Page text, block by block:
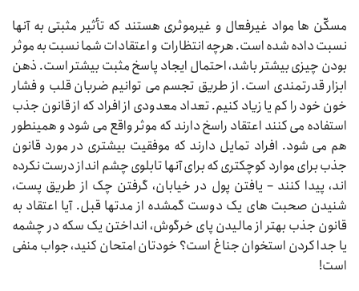
مسکّن ها مواد غیرفعال و غیرموثری هستند که تأثیر مثبتی به آنها
نسبت داده شده است. هرچه انتظارات و اعتقادات شما نسبت به موثر
بودن چیزی بیشتر باشد، احتمال ایجاد پاسخ مثبت بیشتر است. ذهن
ابزار قدرتمندی است. از طریق تجسم می توانیم ضربان قلب و فشار
خون خود را کم یا زیاد کنیم. تعداد معدودی از افراد که از قانون جذب
استفاده می کنند اعتقاد راسخ دارند که موثر واقع می شود و همینطور
هم می شود. افراد تمایل دارند که موفقیت بیشتری در مورد قانون
جذب برای موارد کوچکتری که برای آنها تابلوی چشم انداز درست نکرده
اند، پیدا کنند – یافتن پول در خیابان، گرفتن چک از طریق پست،
شنیدن صحبت های یک دوست گمشده از مدتها قبل. آیا اعتقاد به
قانون جذب بهتر از مالیدن پای خرگوش، انداختن یک سکه در چشمه
یا جدا کردن استخوان جناغ است؟ خودتان امتحان کنید، جواب منفی
است!